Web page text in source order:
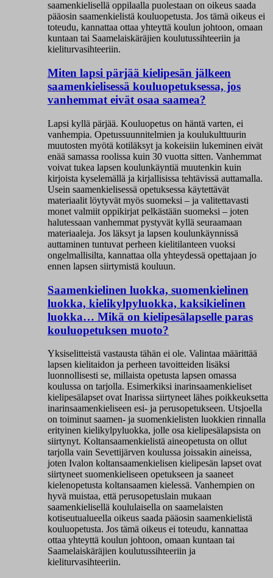
saamenkielisellä oppilaalla puolestaan on oikeus saada
pääosin saamenkielistä kouluopetusta. Jos tämä oikeus ei
toteudu, kannattaa ottaa yhteyttä koulun johtoon, omaan
kuntaan tai Saamelaiskäräjien koulutussihteeriin ja
kieliturvasihteeriin.
Miten lapsi pärjää kielipesän jälkeen
saamenkielisessä kouluopetuksessa, jos
vanhemmat eivät osaa saamea?
Lapsi kyllä pärjää. Kouluopetus on häntä varten, ei
vanhempia. Opetussuunnitelmien ja koulukulttuurin
muutosten myötä kotiläksyt ja kokeisiin lukeminen eivät
enää samassa roolissa kuin 30 vuotta sitten. Vanhemmat
voivat tukea lapsen koulunkäyntiä muutenkin kuin
kirjoista kyselemällä ja kirjallisissa tehtävissä auttamalla.
Usein saamenkielisessä opetuksessa käytettävät
materiaalit löytyvät myös suomeksi – ja valitettavasti
monet valmiit oppikirjat pelkästään suomeksi – joten
halutessaan vanhemmat pystyvät kyllä seuraamaan
materiaaleja. Jos läksyt ja lapsen koulunkäynnissä
auttaminen tuntuvat perheen kielitilanteen vuoksi
ongelmallisilta, kannattaa olla yhteydessä opettajaan jo
ennen lapsen siirtymistä kouluun.
Saamenkielinen luokka, suomenkielinen
luokka, kielikylpyluokka, kaksikielinen
luokka… Mikä on kielipesälapselle paras
kouluopetuksen muoto?
Yksiselitteistä vastausta tähän ei ole. Valintaa määrittää
lapsen kielitaidon ja perheen tavoitteiden lisäksi
luonnollisesti se, millaista opetusta lapsen omassa
koulussa on tarjolla. Esimerkiksi inarinsaamenkieliset
kielipesälapset ovat Inarissa siirtyneet lähes poikkeuksetta
inarinsaamenkieliseen esi- ja perusopetukseen. Utsjoella
on toiminut saamen- ja suomenkielisten luokkien rinnalla
erityinen kielikylpyluokka, jolle osa kielipesälapsista on
siirtynyt. Koltansaamenkielistä aineopetusta on ollut
tarjolla vain Sevettijärven koulussa joissakin aineissa,
joten Ivalon koltansaamenkielisen kielipesän lapset ovat
siirtyneet suomenkieliseen opetukseen ja saaneet
kielenopetusta koltansaamen kielessä. Vanhempien on
hyvä muistaa, että perusopetuslain mukaan
saamenkielisellä koululaisella on saamelaisten
kotiseutualueella oikeus saada pääosin saamenkielistä
kouluopetusta. Jos tämä oikeus ei toteudu, kannattaa
ottaa yhteyttä koulun johtoon, omaan kuntaan tai
Saamelaiskäräjien koulutussihteeriin ja
kieliturvasihteeriin.